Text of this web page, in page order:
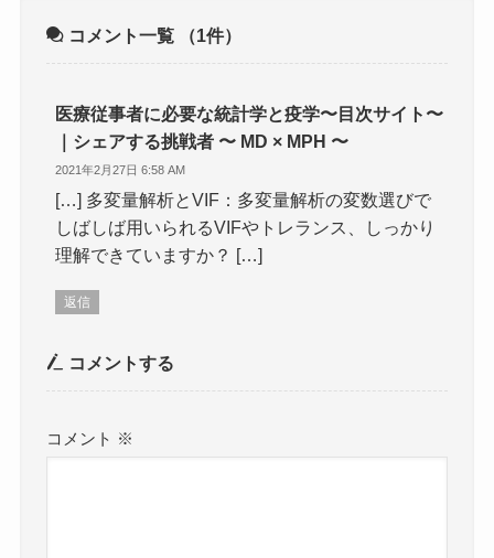
コメント一覧 （1件）
医療従事者に必要な統計学と疫学〜目次サイト〜
｜シェアする挑戦者 〜 MD × MPH 〜
2021年2月27日 6:58 AM
[…] 多変量解析とVIF：多変量解析の変数選びで
しばしば用いられるVIFやトレランス、しっかり
理解できていますか？ […]
返信
コメントする
コメント ※